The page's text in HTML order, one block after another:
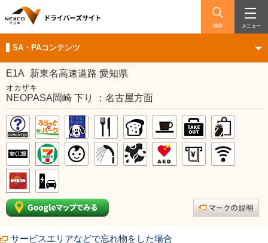
検索 メニュー
SA・PAコンテンツ
E1A 新東名高速道路 愛知県
オカザキ
NEOPASA岡崎 下り ：名古屋方面
サービスエリアなどで忘れ物をした場合